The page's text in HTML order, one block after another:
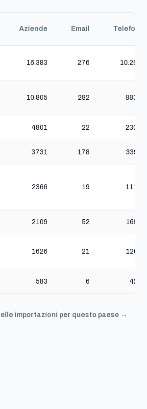
Aziende Email Telefoni
16.383 276 10.264
10.805 282 8834
4801 22 2307
3731 178 3399
2366 19 1117
2109 52 1653
1626 21 1265
583 6 423
importazioni per questo paese →